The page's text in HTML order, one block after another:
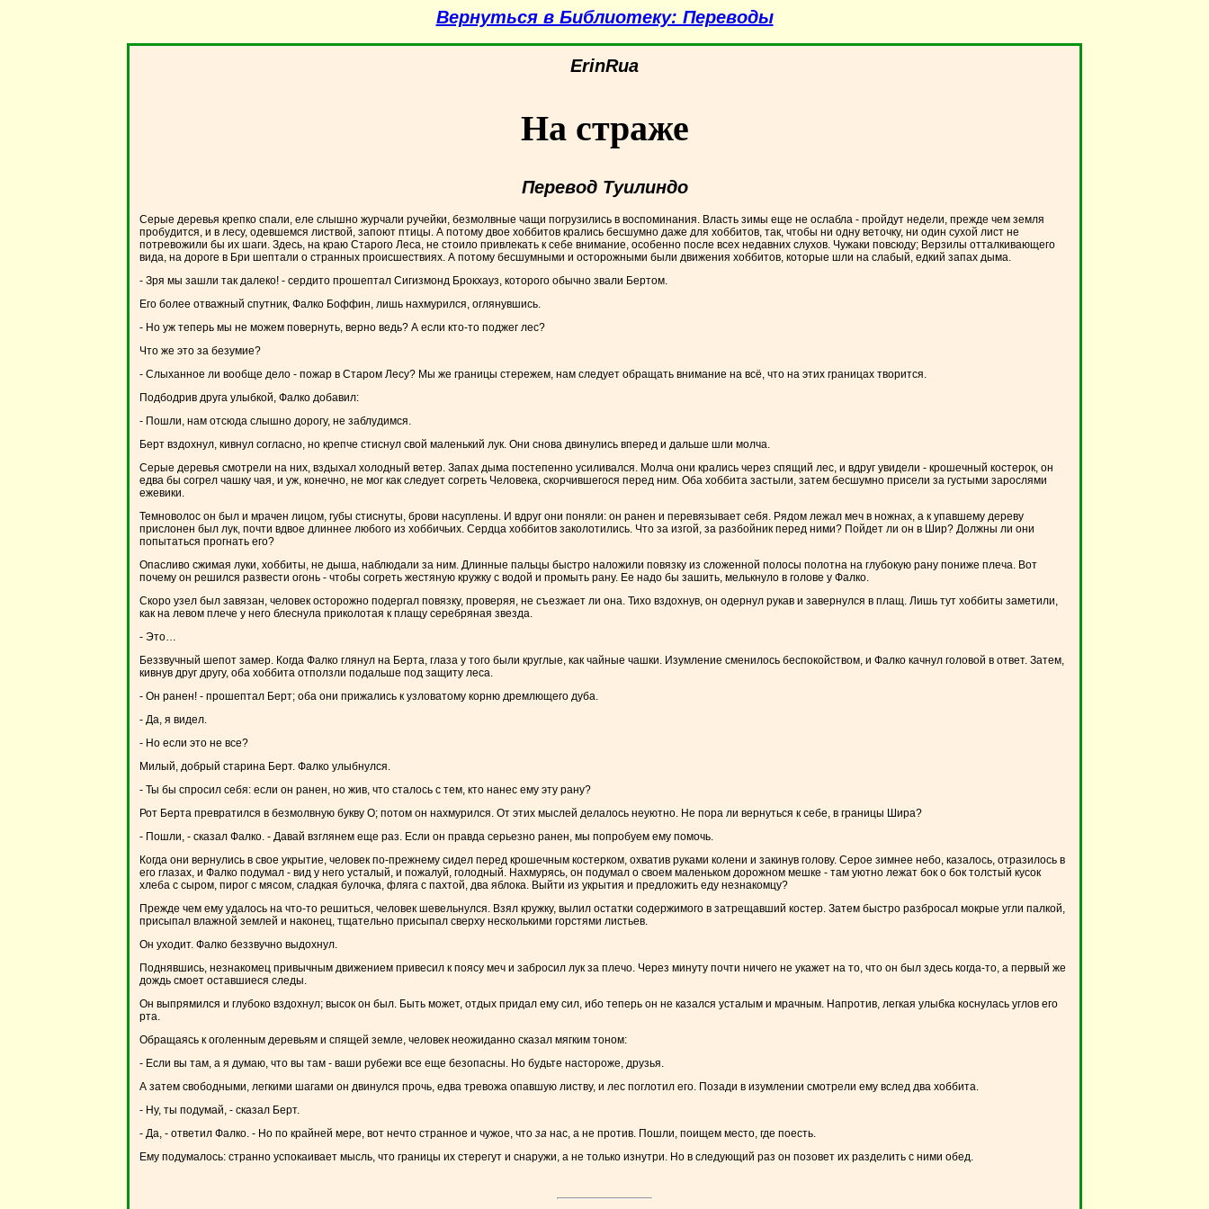
Вернуться в Библиотеку: Переводы
ErinRua
На страже
Перевод Туилиндо
Серые деревья крепко спали, еле слышно журчали ручейки, безмолвные чащи погрузились в воспоминания. Власть зимы еще не ослабла - пройдут недели, прежде чем земля
пробудится, и в лесу, одевшемся листвой, запоют птицы. А потому двое хоббитов крались бесшумно даже для хоббитов, так, чтобы ни одну веточку, ни один сухой лист не
потревожили бы их шаги. Здесь, на краю Старого Леса, не стоило привлекать к себе внимание, особенно после всех недавних слухов. Чужаки повсюду; Верзилы отталкивающего
вида, на дороге в Бри шептали о странных происшествиях. А потому бесшумными и осторожными были движения хоббитов, которые шли на слабый, едкий запах дыма.
- Зря мы зашли так далеко! - сердито прошептал Сигизмонд Брокхауз, которого обычно звали Бертом.
Его более отважный спутник, Фалко Боффин, лишь нахмурился, оглянувшись.
- Но уж теперь мы не можем повернуть, верно ведь? А если кто-то поджег лес?
Что же это за безумие?
- Слыханное ли вообще дело - пожар в Старом Лесу? Мы же границы стережем, нам следует обращать внимание на всё, что на этих границах творится.
Подбодрив друга улыбкой, Фалко добавил:
- Пошли, нам отсюда слышно дорогу, не заблудимся.
Берт вздохнул, кивнул согласно, но крепче стиснул свой маленький лук. Они снова двинулись вперед и дальше шли молча.
Серые деревья смотрели на них, вздыхал холодный ветер. Запах дыма постепенно усиливался. Молча они крались через спящий лес, и вдруг увидели - крошечный костерок, он
едва бы согрел чашку чая, и уж, конечно, не мог как следует согреть Человека, скорчившегося перед ним. Оба хоббита застыли, затем бесшумно присели за густыми зарослями
ежевики.
Темноволос он был и мрачен лицом, губы стиснуты, брови насуплены. И вдруг они поняли: он ранен и перевязывает себя. Рядом лежал меч в ножнах, а к упавшему дереву
прислонен был лук, почти вдвое длиннее любого из хоббичьих. Сердца хоббитов заколотились. Что за изгой, за разбойник перед ними? Пойдет ли он в Шир? Должны ли они
попытаться прогнать его?
Опасливо сжимая луки, хоббиты, не дыша, наблюдали за ним. Длинные пальцы быстро наложили повязку из сложенной полосы полотна на глубокую рану пониже плеча. Вот
почему он решился развести огонь - чтобы согреть жестяную кружку с водой и промыть рану. Ее надо бы зашить, мелькнуло в голове у Фалко.
Скоро узел был завязан, человек осторожно подергал повязку, проверяя, не съезжает ли она. Тихо вздохнув, он одернул рукав и завернулся в плащ. Лишь тут хоббиты заметили,
как на левом плече у него блеснула приколотая к плащу серебряная звезда.
- Это…
Беззвучный шепот замер. Когда Фалко глянул на Берта, глаза у того были круглые, как чайные чашки. Изумление сменилось беспокойством, и Фалко качнул головой в ответ. Затем,
кивнув друг другу, оба хоббита отползли подальше под защиту леса.
- Он ранен! - прошептал Берт; оба они прижались к узловатому корню дремлющего дуба.
- Да, я видел.
- Но если это не все?
Милый, добрый старина Берт. Фалко улыбнулся.
- Ты бы спросил себя: если он ранен, но жив, что сталось с тем, кто нанес ему эту рану?
Рот Берта превратился в безмолвную букву О; потом он нахмурился. От этих мыслей делалось неуютно. Не пора ли вернуться к себе, в границы Шира?
- Пошли, - сказал Фалко. - Давай взглянем еще раз. Если он правда серьезно ранен, мы попробуем ему помочь.
Когда они вернулись в свое укрытие, человек по-прежнему сидел перед крошечным костерком, охватив руками колени и закинув голову. Серое зимнее небо, казалось, отразилось в
его глазах, и Фалко подумал - вид у него усталый, и пожалуй, голодный. Нахмурясь, он подумал о своем маленьком дорожном мешке - там уютно лежат бок о бок толстый кусок
хлеба с сыром, пирог с мясом, сладкая булочка, фляга с пахтой, два яблока. Выйти из укрытия и предложить еду незнакомцу?
Прежде чем ему удалось на что-то решиться, человек шевельнулся. Взял кружку, вылил остатки содержимого в затрещавший костер. Затем быстро разбросал мокрые угли палкой,
присыпал влажной землей и наконец, тщательно присыпал сверху несколькими горстями листьев.
Он уходит. Фалко беззвучно выдохнул.
Поднявшись, незнакомец привычным движением привесил к поясу меч и забросил лук за плечо. Через минуту почти ничего не укажет на то, что он был здесь когда-то, а первый же
дождь смоет оставшиеся следы.
Он выпрямился и глубоко вздохнул; высок он был. Быть может, отдых придал ему сил, ибо теперь он не казался усталым и мрачным. Напротив, легкая улыбка коснулась углов его
рта.
Обращаясь к оголенным деревьям и спящей земле, человек неожиданно сказал мягким тоном:
- Если вы там, а я думаю, что вы там - ваши рубежи все еще безопасны. Но будьте настороже, друзья.
А затем свободными, легкими шагами он двинулся прочь, едва тревожа опавшую листву, и лес поглотил его. Позади в изумлении смотрели ему вслед два хоббита.
- Ну, ты подумай, - сказал Берт.
- Да, - ответил Фалко. - Но по крайней мере, вот нечто странное и чужое, что за нас, а не против. Пошли, поищем место, где поесть.
Ему подумалось: странно успокаивает мысль, что границы их стерегут и снаружи, а не только изнутри. Но в следующий раз он позовет их разделить с ними обед.